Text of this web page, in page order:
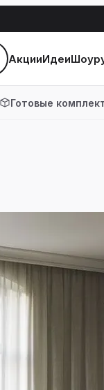
АкцииИдеи
Готовые